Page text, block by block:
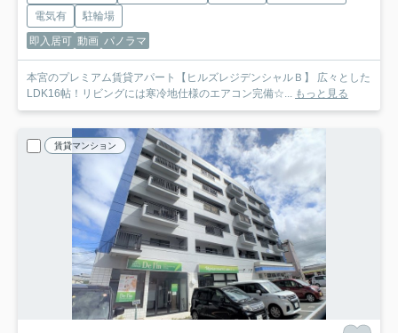
電気有
駐輪場
即入居可 動画 パノラマ
本宮のプレミアム賃貸アパート【ヒルズレジデンシャルＢ】 広々とした
LDK16帖！リビングには寒冷地仕様のエアコン完備☆... もっと見る
賃貸マンション